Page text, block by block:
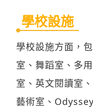
學校設施
學校設施方面，
室、舞蹈室、多
室、英文閱讀室
藝術室、